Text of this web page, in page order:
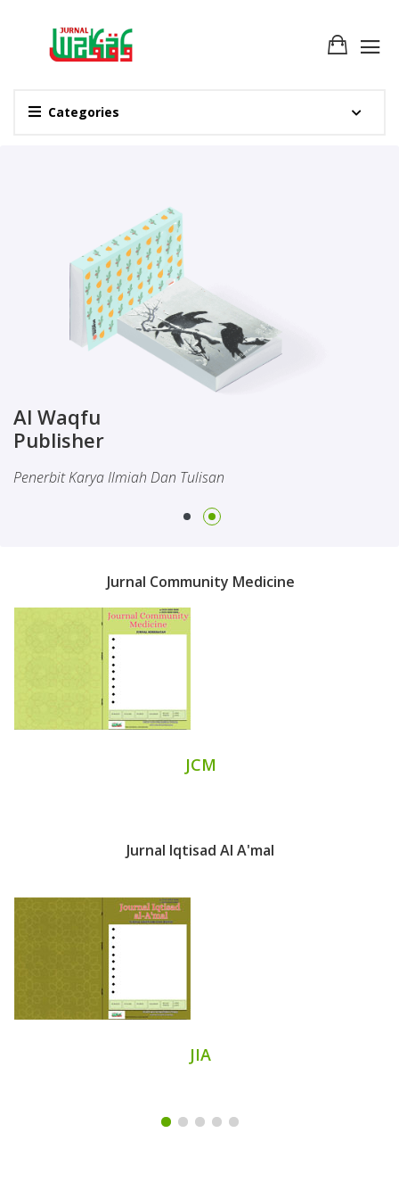
Categories
Al Waqfu
Journal
Publikasi Journal Berkualitas
Al Waqfu
Publisher
Penerbit Karya Ilmiah Dan Tulisan
Slider
Section
Jurnal Community Medicine
JCM
Jurnal Iqtisad Al A'mal
JIA